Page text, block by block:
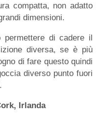
compatta, non adatto
dimensioni.
di cadere il
diversa, se è più
di fare questo quindi
diverso punto fuori
Irlanda